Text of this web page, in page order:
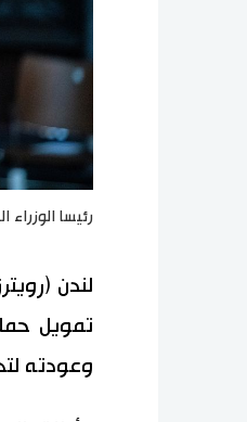
رئيسا
لندن
تمويل
وعودته